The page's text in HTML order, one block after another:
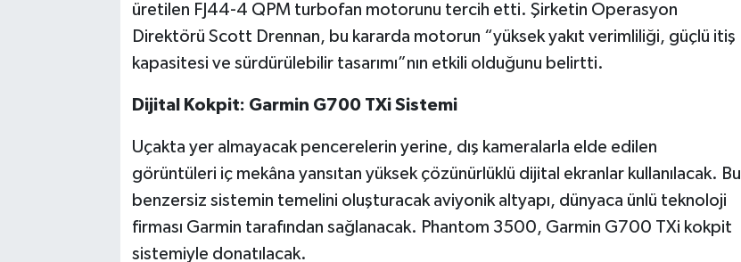
üretilen FJ44-4 QPM turbofan motorunu tercih etti. Şirketin Operasyon
Direktörü Scott Drennan, bu kararda motorun “yüksek yakıt verimliliği, güçlü itiş
kapasitesi ve sürdürülebilir tasarımı”nın etkili olduğunu belirtti.
Dijital Kokpit: Garmin G700 TXi Sistemi
Uçakta yer almayacak pencerelerin yerine, dış kameralarla elde edilen
görüntüleri iç mekâna yansıtan yüksek çözünürlüklü dijital ekranlar kullanılacak. Bu
benzersiz sistemin temelini oluşturacak aviyonik altyapı, dünyaca ünlü teknoloji
firması Garmin tarafından sağlanacak. Phantom 3500, Garmin G700 TXi kokpit
sistemiyle donatılacak.